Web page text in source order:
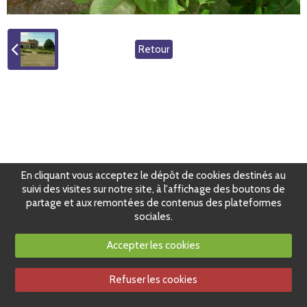
Retour
En cliquant vous acceptez le dépôt de cookies destinés au
suivi des visites sur notre site, à l'affichage des boutons de
partage et aux remontées de contenus des plateformes
sociales.
Accepter les cookies
Refuser les cookies